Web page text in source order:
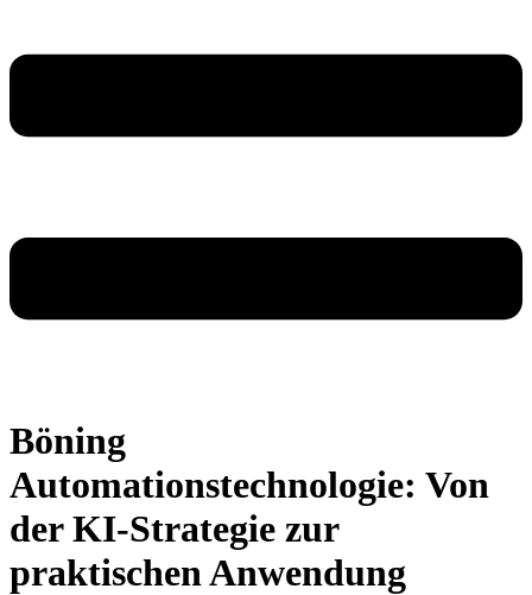
Böning
Automationstechnologie: Von
der KI-Strategie zur
praktischen Anwendung